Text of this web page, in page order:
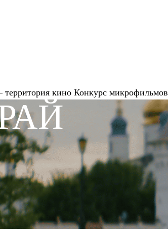
территория кино Конкурс микрофильмов